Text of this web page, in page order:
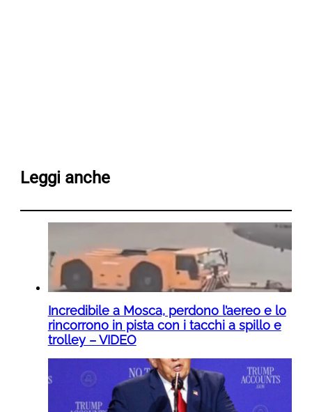
Leggi anche
Incredibile a Mosca, perdono l’aereo e lo
rincorrono in pista con i tacchi a spillo e
trolley – VIDEO